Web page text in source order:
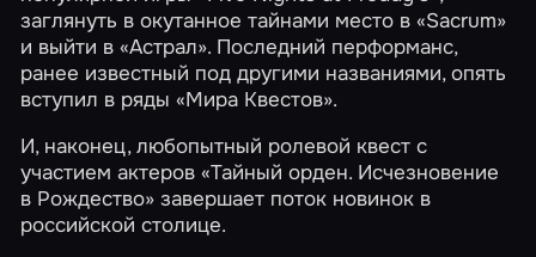
заглянуть в окутанное тайнами место в«Sacrum»
и выйти в«Астрал». Последний перформанс,
ранее известный под другими названиями, опять
вступил в ряды «Мира Квестов».
И, наконец, любопытный ролевой квест с
участием актеров«Тайный орден. Исчезновение
в Рождество» завершает поток новинок в
российской столице.